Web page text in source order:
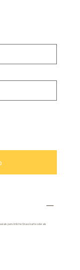
als persönliche Grusskarte oder als